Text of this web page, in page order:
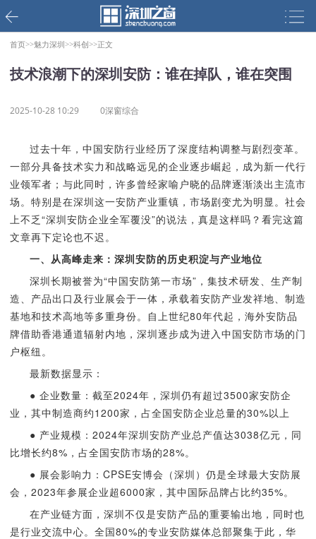
首页>>魅力深圳>>科创>>正文
技术浪潮下的深圳安防：谁在掉队，谁在突围
2025-10-28 10:29 0深窗综合
过去十年，中国安防行业经历了深度结构调整与剧烈变革。
一部分具备技术实力和战略远见的企业逐步崛起，成为新一代行
业领军者；与此同时，许多曾经家喻户晓的品牌逐渐淡出主流市
场。特别是在深圳这一安防产业重镇，市场剧变尤为明显。社会
上不乏“深圳安防企业全军覆没”的说法，真是这样吗？看完这篇
文章再下定论也不迟。
一、从高峰走来：深圳安防的历史积淀与产业地位
深圳长期被誉为“中国安防第一市场”，集技术研发、生产制
造、产品出口及行业展会于一体，承载着安防产业发祥地、制造
基地和技术高地等多重身份。自上世纪80年代起，海外安防品
牌借助香港通道辐射内地，深圳逐步成为进入中国安防市场的门
户枢纽。
最新数据显示：
● 企业数量：截至2024年，深圳仍有超过3500家安防企
业，其中制造商约1200家，占全国安防企业总量的30%以上
● 产业规模：2024年深圳安防产业总产值达3038亿元，同
比增长约8%，占全国安防市场的28%。
● 展会影响力：CPSE安博会（深圳）仍是全球最大安防展
会，2023年参展企业超6000家，其中国际品牌占比约35%。
在产业链方面，深圳不仅是安防产品的重要输出地，同时也
是行业交流中心。全国80%的专业安防媒体总部聚集于此，华